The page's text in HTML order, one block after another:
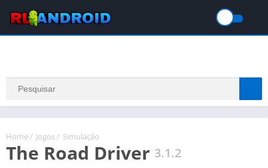
Home / Jogos / Simulação
The Road Driver 3.1.2